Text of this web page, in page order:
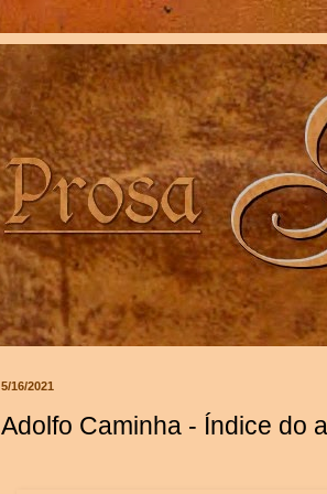
5/16/2021
Adolfo Caminha - Índice do